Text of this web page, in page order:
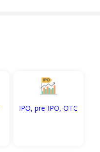
IPO, pre-IPO, OTC